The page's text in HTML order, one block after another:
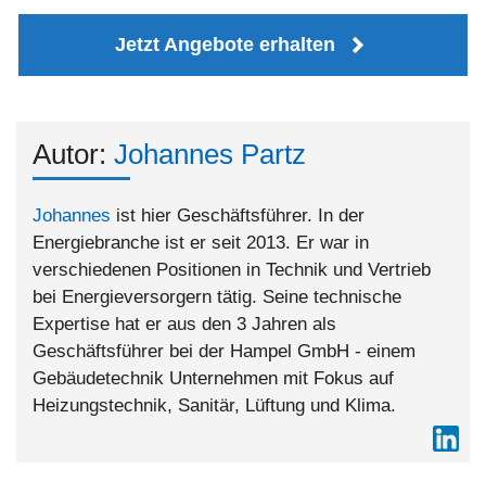
Jetzt Angebote erhalten
Autor: Johannes Partz
Johannes ist hier Geschäftsführer. In der
Energiebranche ist er seit 2013. Er war in
verschiedenen Positionen in Technik und Vertrieb
bei Energieversorgern tätig. Seine technische
Expertise hat er aus den 3 Jahren als
Geschäftsführer bei der Hampel GmbH - einem
Gebäudetechnik Unternehmen mit Fokus auf
Heizungstechnik, Sanitär, Lüftung und Klima.